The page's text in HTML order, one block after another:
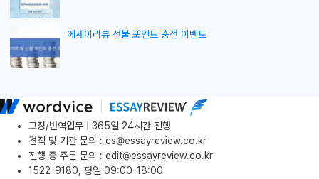
에세이리뷰 선불 포인트 충전 이벤트
교정/번역업무 | 365일 24시간 진행
견적 및 기관 문의 : cs@essayreview.co.kr
진행 중 주문 문의 : edit@essayreview.co.kr
1522-9180, 평일 09:00-18:00